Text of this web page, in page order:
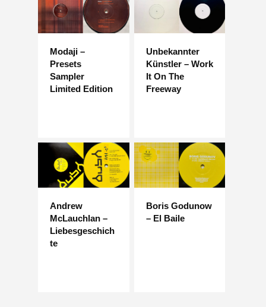
Modaji –
Presets
Sampler
Limited Edition
Unbekannter
Künstler – Work
It On The
Freeway
Andrew
McLauchlan –
Liebesgeschich
te
Boris Godunow
– El Baile